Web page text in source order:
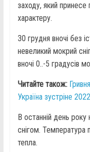
заходу, який принесе
характеру.
30 грудня вночі без
невеликий мокрий
вночі 0..-5 градусів
Читайте також:
Україна зустріне
В останній день
снігом. Температура
тепла.